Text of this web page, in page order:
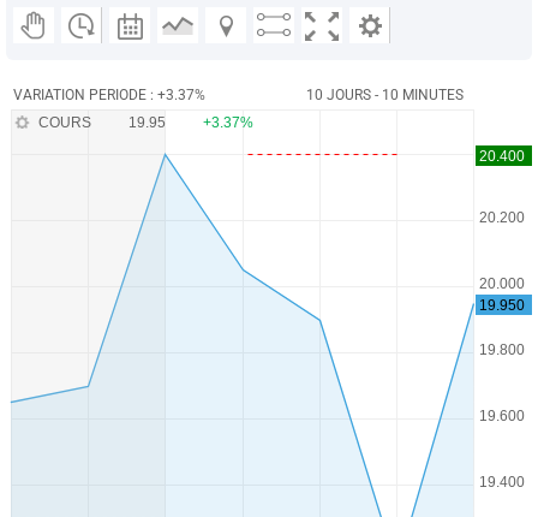
VARIATION PERIODE : +3.37% 10 JOURS - 10 MINUTES
COURS 19.95 +3.37%